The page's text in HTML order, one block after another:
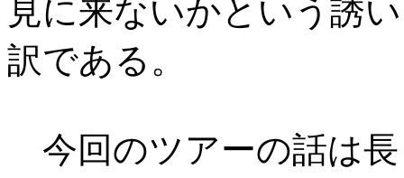
見に来ないかという誘
訳である。
今回のツアーの話は